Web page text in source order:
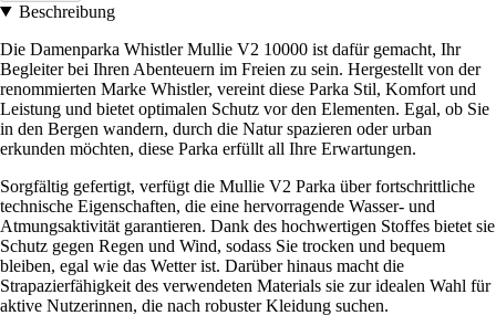
Beschreibung
Die Damenparka Whistler Mullie V2 10000 ist dafür gemacht, Ihr
Begleiter bei Ihren Abenteuern im Freien zu sein. Hergestellt von der
renommierten Marke Whistler, vereint diese Parka Stil, Komfort und
Leistung und bietet optimalen Schutz vor den Elementen. Egal, ob Sie
in den Bergen wandern, durch die Natur spazieren oder urban
erkunden möchten, diese Parka erfüllt all Ihre Erwartungen.
Sorgfältig gefertigt, verfügt die Mullie V2 Parka über fortschrittliche
technische Eigenschaften, die eine hervorragende Wasser- und
Atmungsaktivität garantieren. Dank des hochwertigen Stoffes bietet sie
Schutz gegen Regen und Wind, sodass Sie trocken und bequem
bleiben, egal wie das Wetter ist. Darüber hinaus macht die
Strapazierfähigkeit des verwendeten Materials sie zur idealen Wahl für
aktive Nutzerinnen, die nach robuster Kleidung suchen.